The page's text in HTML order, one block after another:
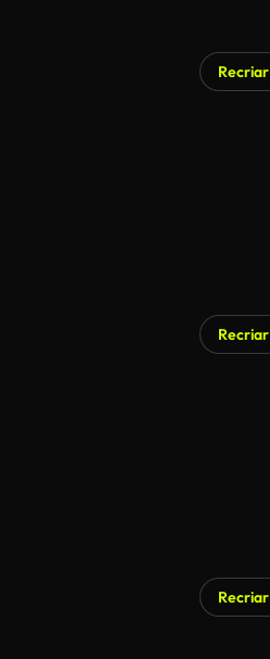
Recriar
Recriar
Recriar